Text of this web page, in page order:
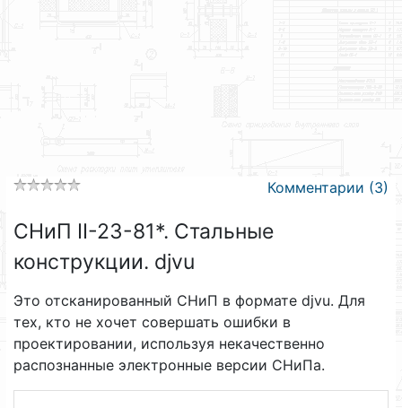
Комментарии (3)
СНиП II-23-81*. Стальные
конструкции. djvu
Это отсканированный СНиП в формате djvu. Для
тех, кто не хочет совершать ошибки в
проектировании, используя некачественно
распознанные электронные версии СНиПа.